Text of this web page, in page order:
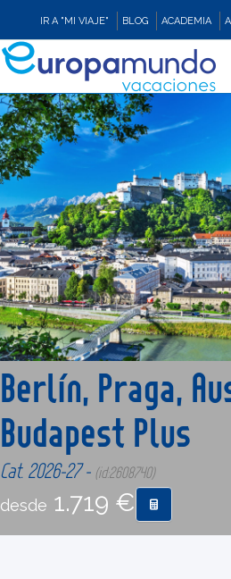
IR A "MI VIAJE" BLOG ACADEMIA
CRUCEROS
EUROPA
ASIA
ORIENTE
COMPRAR
CONTACTO
Berlín, Praga,
Budapest Plus
Cat. 2026-27 - (id:2608740)
desde 1.719 €